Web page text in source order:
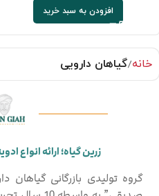
افزودن به سبد خرید
خانه گیاهان دارویی
زرین گیاه؛ ارائه انواع
گروه تولیدی بازرگانی گیاهان